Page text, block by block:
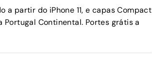
a partir do iPhone 11, e capas Compact
Portugal Continental. Portes grátis a